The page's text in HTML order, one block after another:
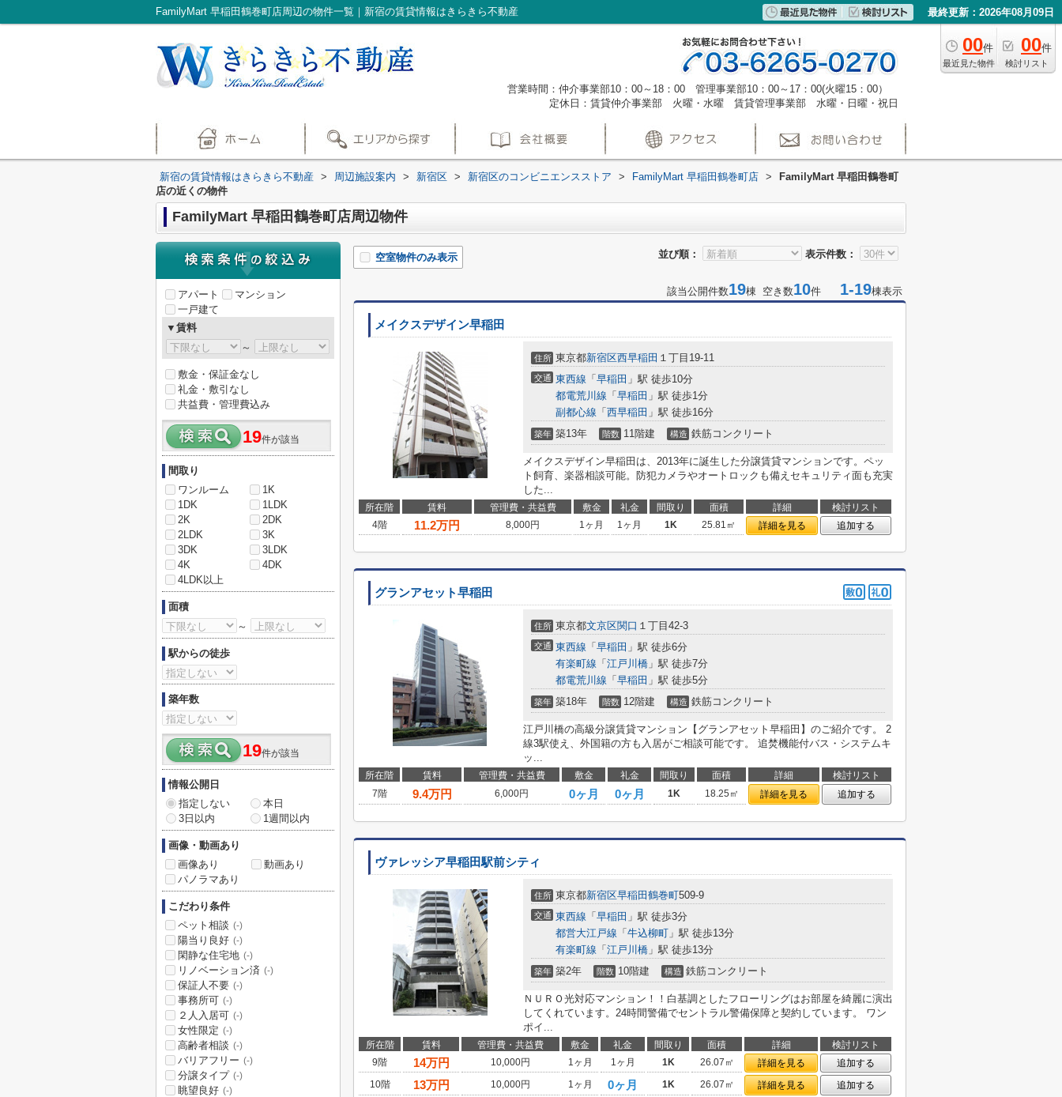
FamilyMart 早稲田鶴巻町店周辺の物件一覧｜新宿の賃貸情報はきらきら不動産 最終更新：2026年08月09日
00件
最近見た物件
00件
検討リスト
営業時間：仲介事業部10：00～18：00 管理事業部10：00～17：00(火曜15：00）
定休日：賃貸仲介事業部 火曜・水曜 賃貸管理事業部 水曜・日曜・祝日
新宿の賃貸情報はきらきら不動産 > 周辺施設案内 > 新宿区 > 新宿区のコンビニエンスストア > FamilyMart 早稲田鶴巻町店 >
FamilyMart 早稲田鶴巻町
店の近くの物件
FamilyMart 早稲田鶴巻町店周辺物件
並び順： 表示件数：
空室物件のみ表示
該当公開件数19棟 空き数10件 1-19棟表示
メイクスデザイン早稲田
住所 東京都新宿区西早稲田 １丁目19-11
交通 東西線 「 早稲田 」駅 徒歩10分
都電荒川線 「 早稲田 」駅 徒歩1分
副都心線 「 西早稲田 」駅 徒歩16分
築年 築13年 階数 11階建 構造 鉄筋コンクリート
メイクスデザイン早稲田は、2013年に誕生した分譲賃貸マンションです。ペッ
ト飼育、楽器相談可能。防犯カメラやオートロックも備えセキュリティ面も充実
した...
所在階 賃料 管理費・共益費 敷金 礼金 間取り 面積 詳細
検討リスト
4階
11.2万円 8,000円 1ヶ月 1ヶ月 1K 25.81㎡ 詳細を見る 追加する
グランアセット早稲田
住所 東京都文京区関口 １丁目42-3
交通 東西線 「 早稲田 」駅 徒歩6分
有楽町線 「 江戸川橋 」駅 徒歩7分
都電荒川線 「 早稲田 」駅 徒歩5分
築年 築18年 階数 12階建 構造 鉄筋コンクリート
江戸川橋の高級分譲賃貸マンション【グランアセット早稲田】のご紹介です。 2
線3駅使え、外国籍の方も入居がご相談可能です。 追焚機能付バス・システムキ
ッ...
所在階 賃料 管理費・共益費 敷金 礼金 間取り 面積 詳細
検討リスト
7階
9.4万円 6,000円 0ヶ月 0ヶ月 1K 18.25㎡ 詳細を見る 追加する
ヴァレッシア早稲田駅前シティ
住所 東京都新宿区早稲田鶴巻町509-9
交通 東西線 「 早稲田 」駅 徒歩3分
都営大江戸線 「 牛込柳町 」駅 徒歩13分
有楽町線 「 江戸川橋 」駅 徒歩13分
築年 築2年 階数 10階建 構造 鉄筋コンクリート
ＮＵＲＯ光対応マンション！！白基調としたフローリングはお部屋を綺麗に演出
してくれています。24時間警備でセントラル警備保障と契約しています。 ワン
ポイ...
所在階 賃料 管理費・共益費 敷金 礼金 間取り 面積 詳細
検討リスト
9階
14万円 10,000円 1ヶ月 1ヶ月 1K 26.07㎡ 詳細を見る
追加する
10階
13万円 10,000円 1ヶ月 0ヶ月 1K 26.07㎡ 詳細を見る 追加する
アパート
マンション
一戸建て
▼賃料
～
敷金・保証金なし
礼金・敷引なし
共益費・管理費込み
19件が該当
間取り
ワンルーム
1K
1DK
1LDK
2K
2DK
2LDK
3K
3DK
3LDK
4K
4DK
4LDK以上
面積
～
駅からの徒歩
築年数
19件が該当
情報公開日
指定しない
本日
3日以内
1週間以内
画像・動画あり
画像あり
動画あり
パノラマあり
こだわり条件
ペット相談 (-)
陽当り良好 (-)
閑静な住宅地 (-)
リノベーション済 (-)
保証人不要 (-)
事務所可 (-)
２人入居可 (-)
女性限定 (-)
高齢者相談 (-)
バリアフリー (-)
分譲タイプ (-)
眺望良好 (-)